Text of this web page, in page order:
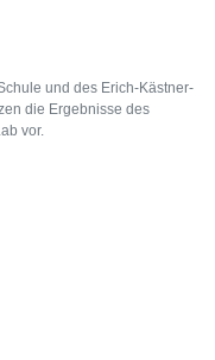
und des Erich-Kästner-
die Ergebnisse des
vor.